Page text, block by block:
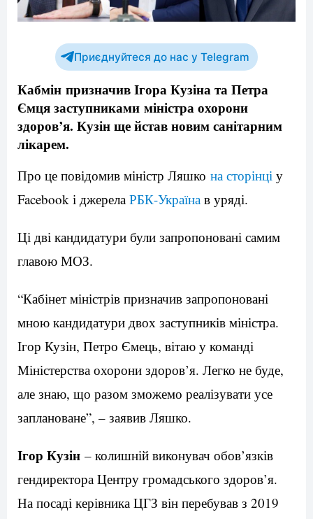
Приєднуйтеся до нас у Telegram
Кабмін призначив Ігора Кузіна та Петра
Ємця заступниками міністра охорони
здоров’я. Кузін ще йстав новим санітарним
лікарем.
Про це повідомив міністр Ляшко на сторінці у
Facebook і джерела РБК-Україна в уряді.
Ці дві кандидатури були запропоновані самим
главою МОЗ.
“Кабінет міністрів призначив запропоновані
мною кандидатури двох заступників міністра.
Ігор Кузін, Петро Ємець, вітаю у команді
Міністерства охорони здоров’я. Легко не буде,
але знаю, що разом зможемо реалізувати усе
заплановане”, – заявив Ляшко.
Ігор Кузін – колишній виконувач обов’язків
гендиректора Центру громадського здоров’я.
На посаді керівника ЦГЗ він перебував з 2019